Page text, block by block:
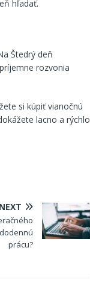
hľadať.
Štedrý deň
rozvonia
si kúpiť vianočnú
lacno a rýchlo
NEXT
prácu?